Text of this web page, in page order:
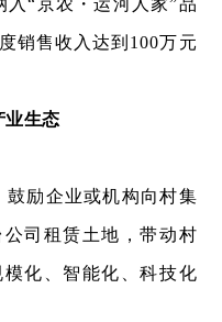
入“京农・运河人家”品
销售收入达到100万元
业生态
鼓励企业或机构向村集
司租赁土地，带动村
化、智能化、科技化